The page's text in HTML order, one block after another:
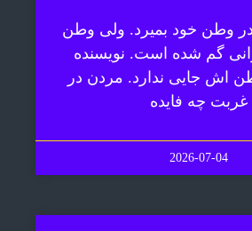
در وطن خود بمیرد. ولی وطن
گم شده است. نویسنده
اش جایی ندارد. مردن در
غربت چه فایده
2026-07-04